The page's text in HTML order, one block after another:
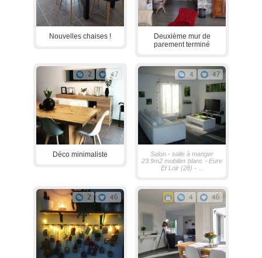
Nouvelles chaises !
Deuxième mur de
parement terminé
2 47
Déco minimaliste
4 47
Salon - salle à manger
23.9m2 mobilier blanc - Eure
Et Loir (28) - ...
2 46 4 46